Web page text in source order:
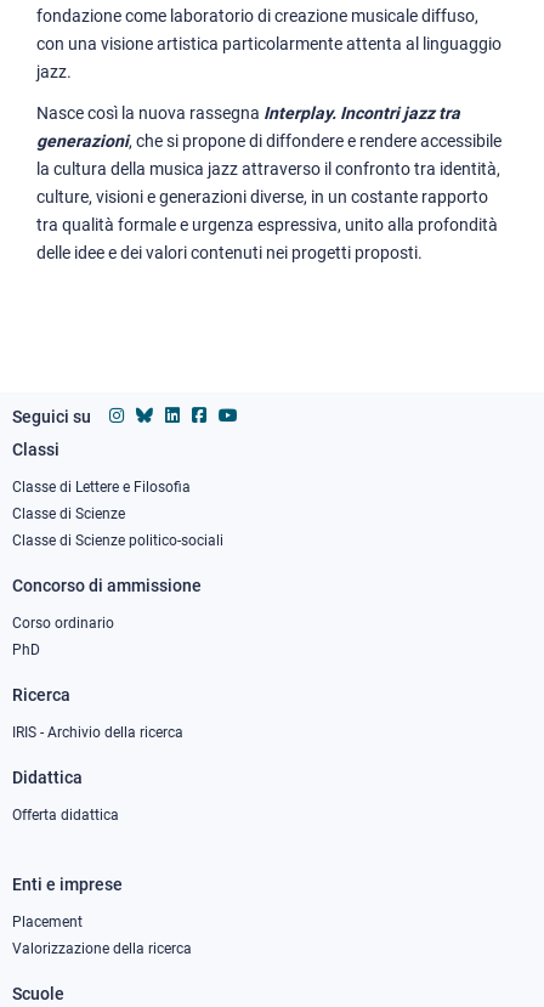
fondazione come laboratorio di creazione musicale diffuso,
con una visione artistica particolarmente attenta al linguaggio
jazz.
Nasce così la nuova rassegna Interplay. Incontri jazz tra
generazioni, che si propone di diffondere e rendere accessibile
la cultura della musica jazz attraverso il confronto tra identità,
culture, visioni e generazioni diverse, in un costante rapporto
tra qualità formale e urgenza espressiva, unito alla profondità
delle idee e dei valori contenuti nei progetti proposti.
Seguici su
Footer
column
1
Classi
Classe di Lettere e Filosofia
Classe di Scienze
Classe di Scienze politico-sociali
Concorso di ammissione
Corso ordinario
PhD
Ricerca
IRIS - Archivio della ricerca
Didattica
Offerta didattica
Footer
column
Enti e imprese
Placement
Valorizzazione della ricerca
Scuole